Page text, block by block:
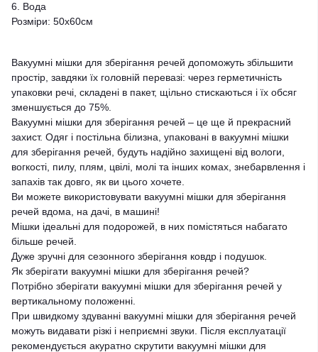
6. Вода
Розміри: 50х60см
Вакуумні мішки для зберігання речей допоможуть збільшити
простір, завдяки їх головній перевазі: через герметичність
упаковки речі, складені в пакет, щільно стискаються і їх обсяг
зменшується до 75%.
Вакуумні мішки для зберігання речей – це ще й прекрасний
захист. Одяг і постільна білизна, упаковані в вакуумні мішки
для зберігання речей, будуть надійно захищені від вологи,
вогкості, пилу, плям, цвілі, молі та інших комах, знебарвлення і
запахів так довго, як ви цього хочете.
Ви можете використовувати вакуумні мішки для зберігання
речей вдома, на дачі, в машині!
Мішки ідеальні для подорожей, в них помістяться набагато
більше речей.
Дуже зручні для сезонного зберігання ковдр і подушок.
Як зберігати вакуумні мішки для зберігання речей?
Потрібно зберігати вакуумні мішки для зберігання речей у
вертикальному положенні.
При швидкому здуванні вакуумні мішки для зберігання речей
можуть видавати різкі і неприємні звуки. Після експлуатації
рекомендується акуратно скрутити вакуумні мішки для